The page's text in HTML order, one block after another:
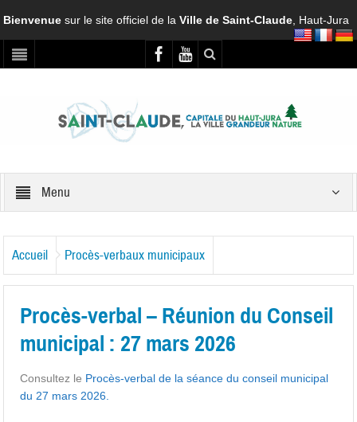
Bienvenuesur le site officiel de laVille de Saint-Claude , Haut-Jura
Menu
Accueil Procès-verbaux municipaux
Procès-verbal – Réunion du Conseil
municipal : 27 mars 2026
Consultez le Procès-verbal de la séance du conseil municipal
du 27 mars 2026.